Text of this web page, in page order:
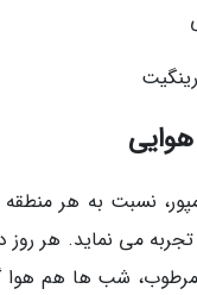
نسبت به هر
می نماید. هر روز
شب ها هم هوا